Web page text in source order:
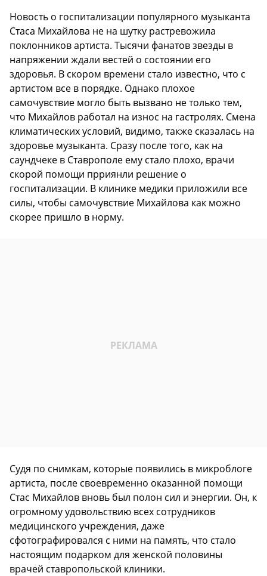
Новость о госпитализации популярного музыканта
Стаса Михайлова не на шутку растревожила
поклонников артиста. Тысячи фанатов звезды в
напряжении ждали вестей о состоянии его
здоровья. В скором времени стало известно, что с
артистом все в порядке. Однако плохое
самочувствие могло быть вызвано не только тем,
что Михайлов работал на износ на гастролях. Смена
климатических условий, видимо, также сказалась на
здоровье музыканта. Сразу после того, как на
саундчеке в Ставрополе ему стало плохо, врачи
скорой помощи прриянли решение о
госпитализации. В клинике медики приложили все
силы, чтобы самочувствие Михайлова как можно
скорее пришло в норму.
Судя по снимкам, которые появились в микроблоге
артиста, после своевременно оказанной помощи
Стас Михайлов вновь был полон сил и энергии. Он, к
огромному удовольствию всех сотрудников
медицинского учреждения, даже
сфотографировался с ними на память, что стало
настоящим подарком для женской половины
врачей ставропольской клиники.